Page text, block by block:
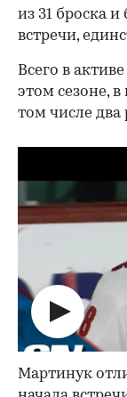
из 31 броска
встречи,
Всего в
этом сезоне,
том числе два
Мартинук